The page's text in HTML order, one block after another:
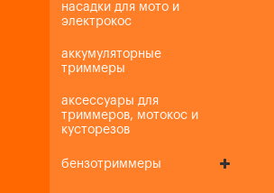
насадки для мото и
электрокос
аккумуляторные
триммеры
аксессуары для
триммеров, мотокос и
кусторезов
бензотриммеры